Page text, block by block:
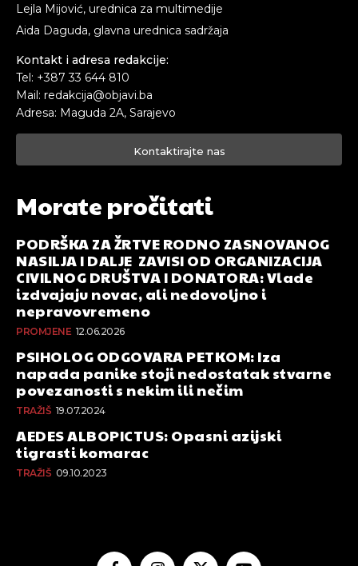
Lejla Mijović, urednica za multimedije
Aida Daguda, glavna urednica sadržaja
Kontakt i adresa redakcije:
Tel: +387 33 644 810
Mail: redakcija@objavi.ba
Adresa: Maguda 2A, Sarajevo
Kontaktirajte nas
Morate pročitati
PODRŠKA ZA ŽRTVE RODNO ZASNOVANOG
NASILJA I DALJE ZAVISI OD ORGANIZACIJA
CIVILNOG DRUŠTVA I DONATORA: Vlade
izdvajaju novac, ali nedovoljno i
nepravovremeno
PROMJENE 12.06.2026
PSIHOLOG ODGOVARA PETKOM: Iza
napada panike stoji nedostatak stvarne
povezanosti s nekim ili nečim
TRAŽIŠ 19.07.2024
AEDES ALBOPICTUS: Opasni azijski
tigrasti komarac
TRAŽIŠ 09.10.2023